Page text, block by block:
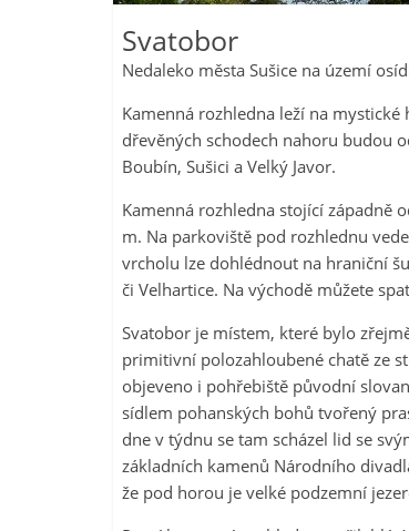
Svatobor
Nedaleko města Sušice na území
Kamenná rozhledna leží na
dřevěných schodech nahoru budou
Boubín, Sušici a Velký Javor.
Kamenná rozhledna stojící západně
m. Na parkoviště pod rozhlednu
vrcholu lze dohlédnout na hraniční
či Velhartice. Na východě můžete
Svatobor je místem, které bylo
primitivní polozahloubené chatě ze
objeveno i pohřebiště původní
sídlem pohanských bohů tvořený
dne v týdnu se tam scházel lid se
základních kamenů Národního
že pod horou je velké podzemní